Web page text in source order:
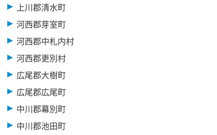
上川郡清水町
河西郡芽室町
河西郡中札内村
河西郡更別村
広尾郡大樹町
広尾郡広尾町
中川郡幕別町
中川郡池田町